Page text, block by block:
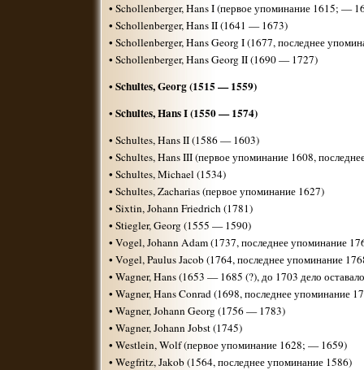
• Schollenberger, Hans I (первое упоминание 1615; —
• Schollenberger, Hans II (1641 — 1673)
• Schollenberger, Hans Georg I (1677, последнее
• Schollenberger, Hans Georg II (1690 — 1727)
• Schultes, Georg (1515 — 1559)
• Schultes, Hans I (1550 — 1574)
• Schultes, Hans II (1586 — 1603)
• Schultes, Hans III (первое упоминание 1608,
• Schultes, Michael (1534)
• Schultes, Zacharias (первое упоминание 1627)
• Sixtin, Johann Friedrich (1781)
• Stiegler, Georg (1555 — 1590)
• Vogel, Johann Adam (1737, последнее упоминание
• Vogel, Paulus Jacob (1764, последнее упоминание
• Wagner, Hans (1653 — 1685 (?), до 1703 дело
• Wagner, Hans Conrad (1698, последнее упоминание
• Wagner, Johann Georg (1756 — 1783)
• Wagner, Johann Jobst (1745)
• Westlein, Wolf (первое упоминание 1628; — 1659)
• Wegfritz, Jakob (1564, последнее упоминание 1586)